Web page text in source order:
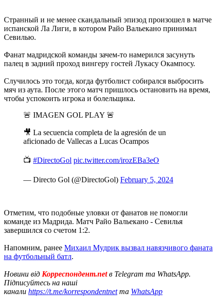
Странный и не менее скандальный эпизод произошел в матче
испанской Ла Лиги, в котором Райо Вальекано принимал
Севилью.
Фанат мадридской команды зачем-то намерился засунуть
палец в задний проход вингеру гостей Лукасу Окампосу.
Случилось это тогда, когда футболист собирался выбросить
мяч из аута. После этого матч пришлось остановить на время,
чтобы успокоить игрока и болельщика.
🚨 IMAGEN GOL PLAY 🚨
🎥 La secuencia completa de la agresión de un
aficionado de Vallecas a Lucas Ocampos
📺 #DirectoGol pic.twitter.com/irozEBa3eO
— Directo Gol (@DirectoGol) February 5, 2024
Отметим, что подобные уловки от фанатов не помогли
команде из Мадрида. Матч Райо Вальекано - Севилья
завершился со счетом 1:2.
Напомним, ранее Михаил Мудрик вызвал навязчивого фаната
на футбольный батл.
Новини від Корреспондент.netв Telegram та WhatsApp.
Підписуйтесь на наші
канали https://t.me/korrespondentnetта WhatsApp